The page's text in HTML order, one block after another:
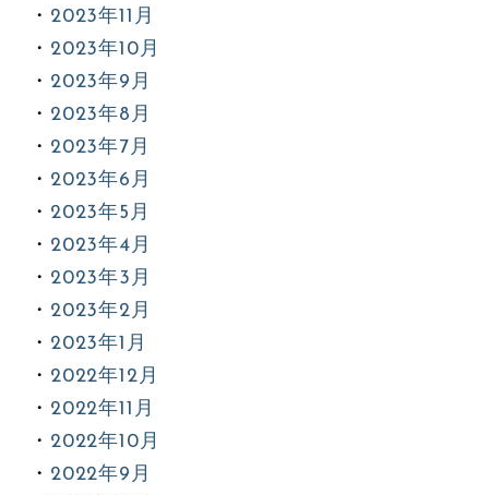
2023年11月
2023年10月
2023年9月
2023年8月
2023年7月
2023年6月
2023年5月
2023年4月
2023年3月
2023年2月
2023年1月
2022年12月
2022年11月
2022年10月
2022年9月